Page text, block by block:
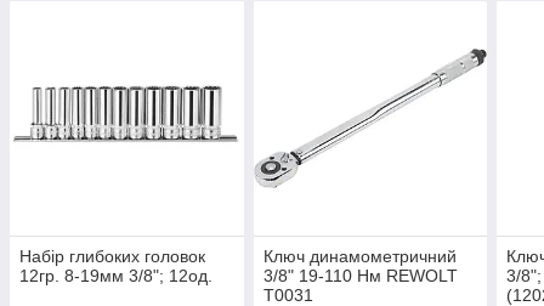
Набір глибоких головок
12гр. 8-19мм 3/8"; 12од.
Ключ динамометричний
3/8" 19-110 Нм REWOLT
T0031
3/